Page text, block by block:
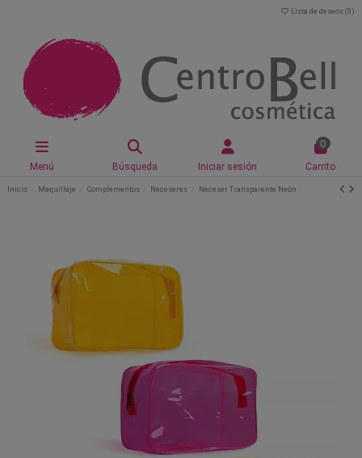
Lista de deseos (0 )
Menú Búsqueda Iniciar sesión
0
Carrito
Inicio Maquillaje Complementos Neceseres Neceser Transparente Neón